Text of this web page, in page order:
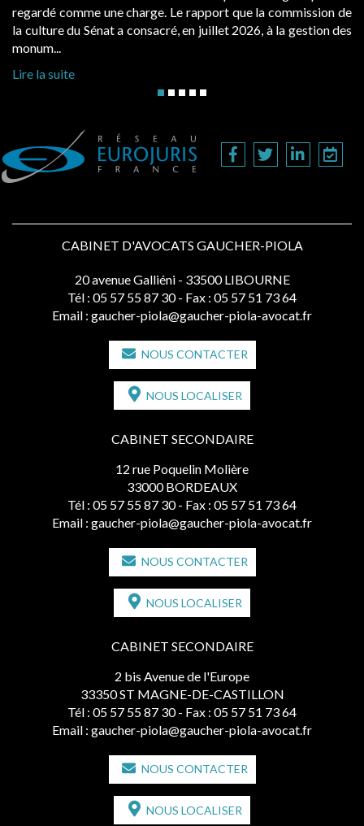
que la commission de
2026, à la gestion des
public, elles donnent lieu au
d’occupation. Saisies par des
CABINET D'AVOCATS GAUCHER-PIOLA
20 avenue Galliéni - 33500 LIBOURNE
Tél : 05 57 55 87 30 - Fax : 05 57 51 73 64
Email : gaucher-piola@gaucher-piola-avocat.fr
NOUS CONTACTER
NOUS LOCALISER
CABINET SECONDAIRE
12 rue Poquelin Molière
33000 BORDEAUX
Tél : 05 57 55 87 30 - Fax : 05 57 51 73 64
Email : gaucher-piola@gaucher-piola-avocat.fr
NOUS CONTACTER
NOUS LOCALISER
CABINET SECONDAIRE
2 bis Avenue de l'Europe
33350 ST MAGNE-DE-CASTILLON
Tél : 05 57 55 87 30 - Fax : 05 57 51 73 64
Email : gaucher-piola@gaucher-piola-avocat.fr
NOUS CONTACTER
NOUS LOCALISER